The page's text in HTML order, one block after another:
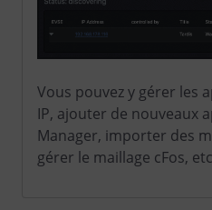
Vous pouvez y gérer les
IP, ajouter de nouveaux
Manager, importer des
gérer le maillage cFos,